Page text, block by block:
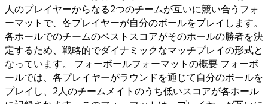
人のプレイヤーからなる2つのチームが互いに競い合うフォ
ーマットで、各プレイヤーが自分のボールをプレイします。
各ホールでのチームのベストスコアがそのホールの勝者を決
定するため、戦略的でダイナミックなマッチプレイの形式と
なっています。 フォーボールフォーマットの概要 フォーボ
ールでは、各プレイヤーがラウンドを通じて自分のボールを
プレイし、2人のチームメイトのうち低いスコアが各ホール